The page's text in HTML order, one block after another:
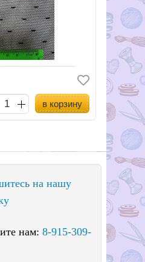
в корзину
на нашу
нам: 8-915-309-